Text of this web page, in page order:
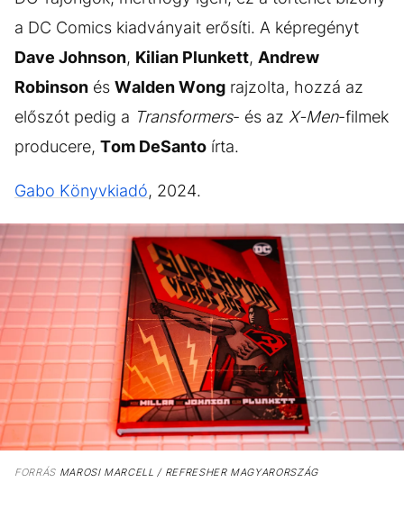
a DC Comics kiadványait erősíti. A képregényt
Dave Johnson, Kilian Plunkett, Andrew
Robinson és Walden Wong rajzolta, hozzá az
előszót pedig a Transformers- és az X-Men-filmek
producere, Tom DeSanto írta.
Gabo Könyvkiadó, 2024.
FORRÁSMAROSI MARCELL / REFRESHER MAGYARORSZÁG